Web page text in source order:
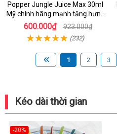
Popper Jungle Juice Max 30ml
Mỹ chính hãng mạnh tăng hưng
phấn nhanh
600.000₫ 923.000₫
(232)
1 2 3
Kéo dài thời gian
-20%